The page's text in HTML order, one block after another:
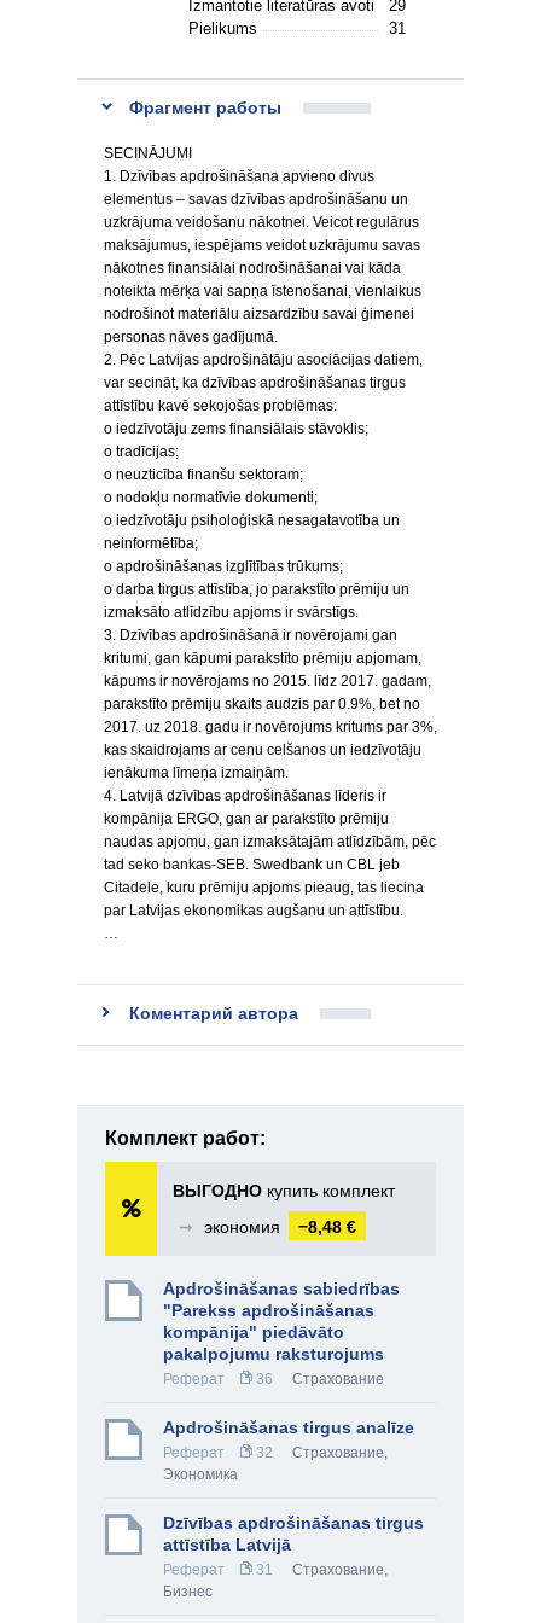
Izmantotie literatūras avoti
29
Pielikums
31
Фрагмент работы
SECINĀJUMI
1. Dzīvības apdrošināšana apvieno divus
elementus – savas dzīvības apdrošināšanu un
uzkrājuma veidošanu nākotnei. Veicot regulārus
maksājumus, iespējams veidot uzkrājumu savas
nākotnes finansiālai nodrošināšanai vai kāda
noteikta mērķa vai sapņa īstenošanai, vienlaikus
nodrošinot materiālu aizsardzību savai ģimenei
personas nāves gadījumā.
2. Pēc Latvijas apdrošinātāju asociācijas datiem,
var secināt, ka dzīvības apdrošināšanas tirgus
attīstību kavē sekojošas problēmas:
o iedzīvotāju zems finansiālais stāvoklis;
o tradīcijas;
o neuzticība finanšu sektoram;
o nodokļu normatīvie dokumenti;
o iedzīvotāju psiholoģiskā nesagatavotība un
neinformētība;
o apdrošināšanas izglītības trūkums;
o darba tirgus attīstība, jo parakstīto prēmiju un
izmaksāto atlīdzību apjoms ir svārstīgs.
3. Dzīvības apdrošināšanā ir novērojami gan
kritumi, gan kāpumi parakstīto prēmiju apjomam,
kāpums ir novērojams no 2015. līdz 2017. gadam,
parakstīto prēmiju skaits audzis par 0.9%, bet no
2017. uz 2018. gadu ir novērojums kritums par 3%,
kas skaidrojams ar cenu celšanos un iedzīvotāju
ienākuma līmeņa izmaiņām.
4. Latvijā dzīvības apdrošināšanas līderis ir
kompānija ERGO, gan ar parakstīto prēmiju
naudas apjomu, gan izmaksātajām atlīdzībām, pēc
tad seko bankas-SEB. Swedbank un CBL jeb
Citadele, kuru prēmiju apjoms pieaug, tas liecina
par Latvijas ekonomikas augšanu un attīstību.
…
Коментарий автора
Комплект работ:
ВЫГОДНО купить комплект
➞
экономия −8,48 €
Apdrošināšanas sabiedrības
"Parekss apdrošināšanas
kompānija" piedāvāto
pakalpojumu raksturojums
Реферат 36 Страхование
Apdrošināšanas tirgus analīze
Реферат 32 Страхование,
Экономика
Dzīvības apdrošināšanas tirgus
attīstība Latvijā
Реферат 31 Страхование,
Бизнес